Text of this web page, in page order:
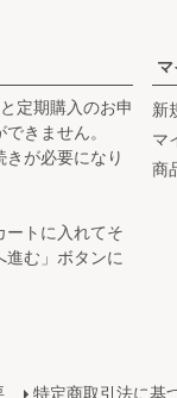
定期購入のお申
きません。
が必要になり
ートに入れてそ
進む」ボタンに
新
マ
商
特定商取引法に基